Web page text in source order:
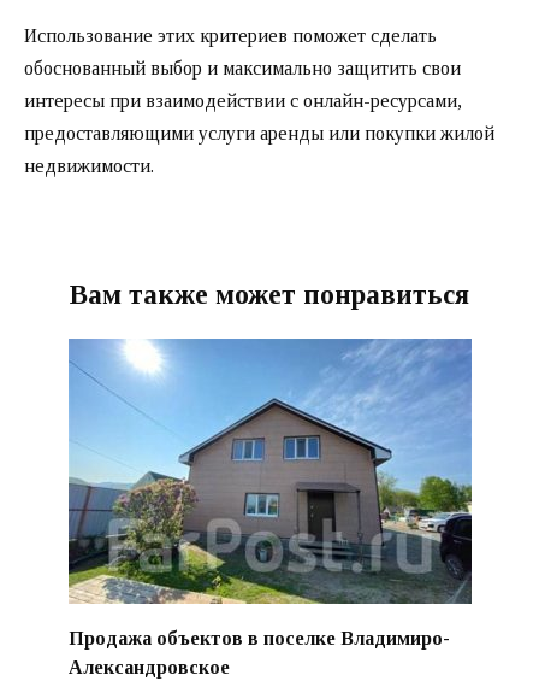
Использование этих критериев поможет сделать
обоснованный выбор и максимально защитить свои
интересы при взаимодействии с онлайн-ресурсами,
предоставляющими услуги аренды или покупки жилой
недвижимости.
Вам также может понравиться
Продажа объектов в поселке Владимиро-
Александровское